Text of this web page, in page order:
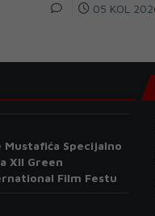
05 KOL
Mustafića Specijalno
XII Green
Film Festu